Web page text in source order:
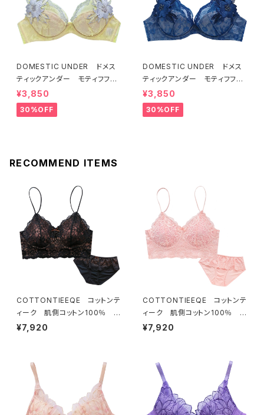
DOMESTIC UNDER ドメス
ティックアンダー モティフフル
ール ブラジャー（レモネード）
D2255 送料無料
¥3,850
30%OFF
DOMESTIC UNDER ドメス
ティックアンダー モティフフル
ール ブラジャー（ブルー）D22
55
¥3,850
30%OFF
RECOMMEND ITEMS
COTTONTIEEQE コットンテ
ィーク 肌側コットン100％ ソ
フトブラ ＆ ショーツセット（ブラ
¥7,920
COTTONTIEEQE コットンテ
ィーク 肌側コットン100％ ソ
フトブラ ＆ ショーツセット（ピー
¥7,920